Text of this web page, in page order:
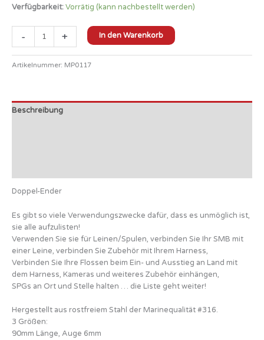
Verfügbarkeit:Vorrätig (kann nachbestellt werden)
- + In den Warenkorb
Artikelnummer: MP0117
Beschreibung
Doppel-Ender
Es gibt so viele Verwendungszwecke dafür, dass es unmöglich ist,
sie alle aufzulisten!
Verwenden Sie sie für Leinen/Spulen, verbinden Sie Ihr SMB mit
einer Leine, verbinden Sie Zubehör mit Ihrem Harness,
Verbinden Sie Ihre Flossen beim Ein- und Ausstieg an Land mit
dem Harness, Kameras und weiteres Zubehör einhängen,
SPGs an Ort und Stelle halten … die Liste geht weiter!
Hergestellt aus rostfreiem Stahl der Marinequalität #316.
3 Größen:
90mm Länge, Auge 6mm